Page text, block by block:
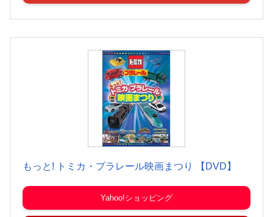
もっと! トミカ・プラレール映画まつり 【DVD】
Yahoo!ショッピング